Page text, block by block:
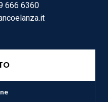
666 6360